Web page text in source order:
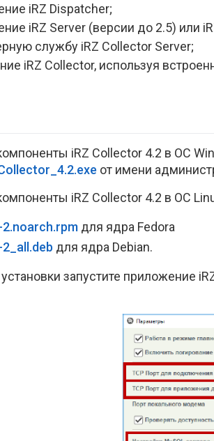
iRZ Dispatcher;
iRZ Server (версии до 2.5) или
службу iRZ Collector Server;
iRZ Collector, используя
iRZ Collector 4.2 в ОС
от имени
iRZ Collector 4.2 в ОС
для ядра Fedora
для ядра Debian.
запустите приложение